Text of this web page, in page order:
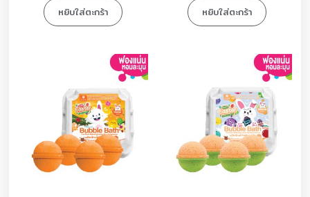
หยิบใส่ตะกร้า หยิบใส่ตะกร้า